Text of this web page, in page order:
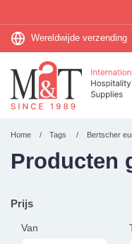
Wereldwijde verzending
Home Tags Bertscher
Producten
Prijs
Van